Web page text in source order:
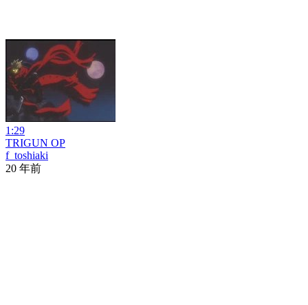
1:29
TRIGUN OP
f_toshiaki
20 年前